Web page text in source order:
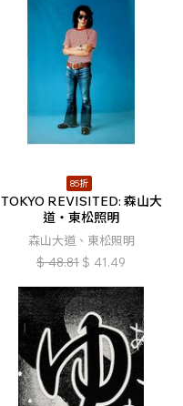
85折
TOKYO REVISITED: 森山大
道・東松照明
森山大道、東松照明
$ 48.81 $ 41.49